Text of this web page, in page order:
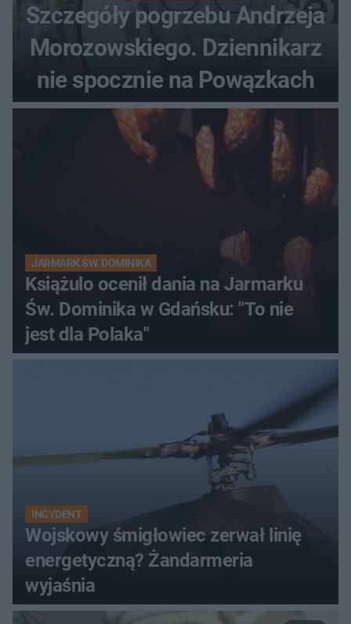
Szczegóły pogrzebu Andrzeja
Morozowskiego. Dziennikarz
nie spocznie na Powązkach
JARMARK ŚW. DOMINIKA
Książulo ocenił dania na Jarmarku
Św. Dominika w Gdańsku: "To nie
jest dla Polaka"
INCYDENT
Wojskowy śmigłowiec zerwał linię
energetyczną? Żandarmeria
wyjaśnia